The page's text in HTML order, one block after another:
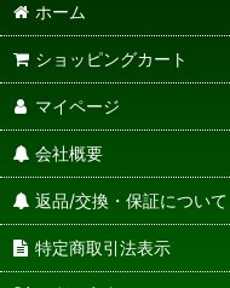
ホーム
ショッピングカート
マイページ
会社概要
返品/交換・保証について
特定商取引法表示